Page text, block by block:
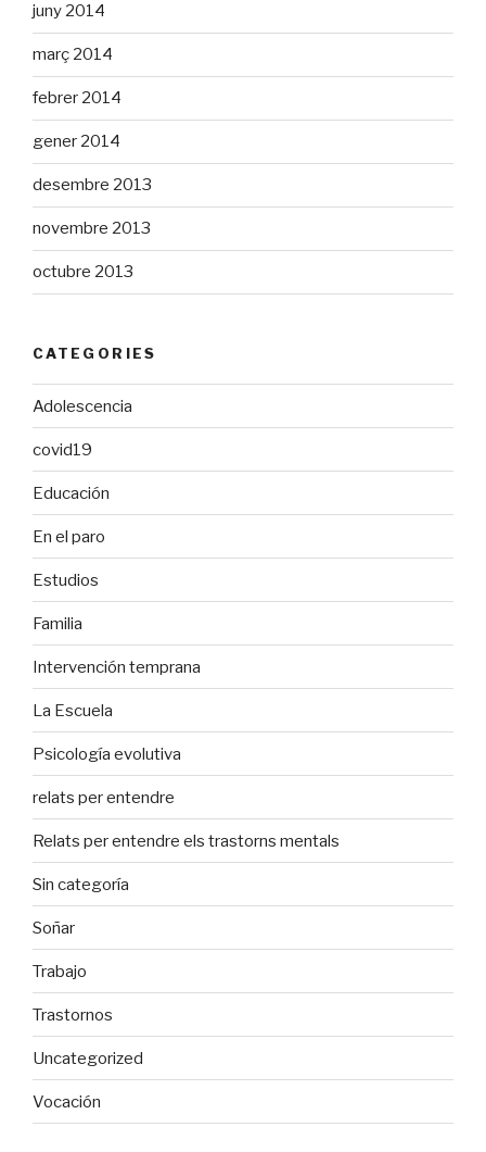
juny 2014
març 2014
febrer 2014
gener 2014
desembre 2013
novembre 2013
octubre 2013
CATEGORIES
Adolescencia
covid19
Educación
En el paro
Estudios
Familia
Intervención temprana
La Escuela
Psicología evolutiva
relats per entendre
Relats per entendre els trastorns mentals
Sin categoría
Soñar
Trabajo
Trastornos
Uncategorized
Vocación